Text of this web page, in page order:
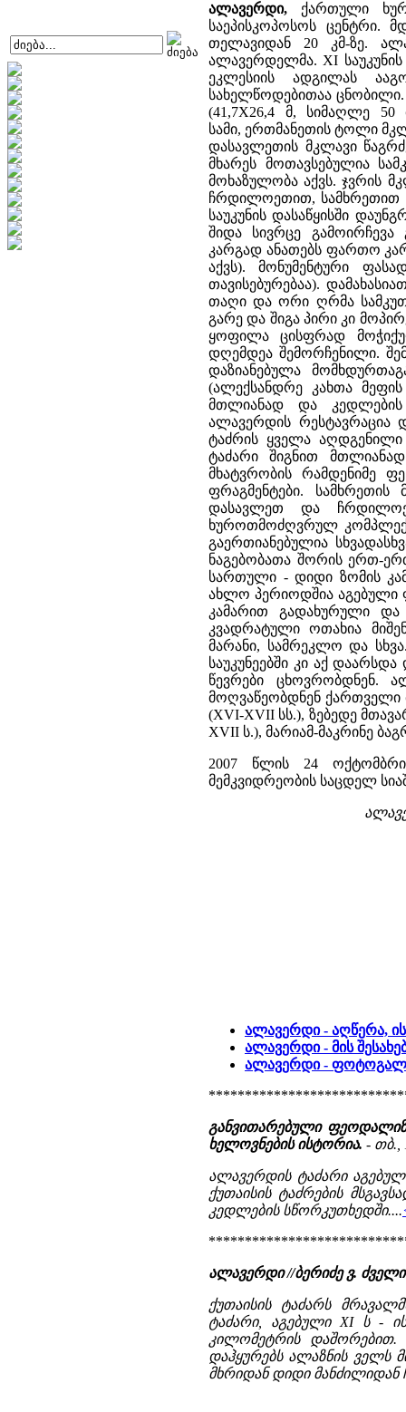
ალავერდი, ქართული
საეპისკოპოსოს ცენტრი.
თელავიდან 20 კმ-ზე.
ალავერდელმა. XI საუკუნის
ეკლესიის ადგილას
სახელწოდებითაა
(41,7X26,4 მ, სიმაღლე
სამი, ერთმანეთის ტოლი
დასავლეთის მკლავი
მხარეს მოთავსებულია
მოხაზულობა აქვს. ჯვრის
ჩრდილოეთით, სამხრეთით
საუკუნის დასაწყისში
შიდა სივრცე
კარგად ანათებს ფართო
აქვს). მონუმენტური
თავისებურებაა).
თაღი და ორი ღრმა
გარე და შიგა პირი კი
ყოფილა ცისფრად
დღემდეა შემორჩენილი.
დაზიანებულა
(ალექსანდრე კახთა
მთლიანად და კედლების
ალავერდის რესტავრაცია
ტაძრის ყველა
ტაძარი შიგნით
მხატვრობის რამდენიმე
ფრაგმენტები.
დასავლეთ და
ხუროთმოძღვრულ
გაერთიანებულია
ნაგებობათა შორის ერთ-
სართული - დიდი ზომის
ახლო პერიოდშია აგებული
კამარით გადახურული
კვადრატული ოთახია
მარანი, სამრეკლო და
საუკუნეებში კი აქ
წევრები ცხოვრობდნენ.
მოღვაწეობდნენ
(XVI-XVII სს.), ზებედე
XVII ს.), მარიამ-მაკრინე
2007 წლის 24
მემკვიდრეობის საცდელ
ალავერდი - აღწერა,
ალავერდი - მის
ალავერდი -
განვითარებული
ხელოვნების ისტორია. - თბ.,
ალავერდის ტაძარი
ქუთაისის ტაძრების
კედლების სწორკუთხედში....
ალავერდი //ბერიძე ვ.
ქუთაისის ტაძარს
ტაძარი, აგებული XI ს -
კილომეტრის დაშორებით.
დაჰყურებს ალაზნის ველს
მხრიდან დიდი მანძილიდან